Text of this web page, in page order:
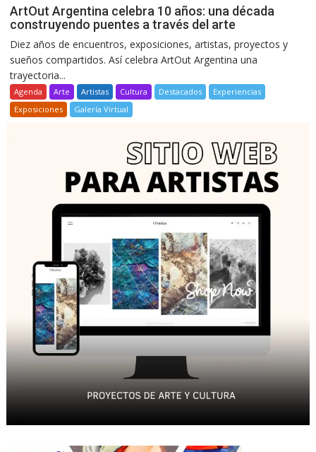
ArtOut Argentina celebra 10 años: una década
construyendo puentes a través del arte
Diez años de encuentros, exposiciones, artistas, proyectos y
sueños compartidos. Así celebra ArtOut Argentina una
trayectoria...
Agenda Arte Artistas Cultura Destacados
Experiencias
Exposiciones
Galería Virtual